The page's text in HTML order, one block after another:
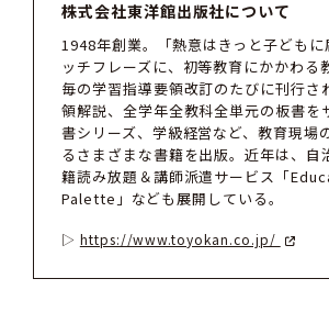
株式会社東洋館出版社について
1948年創業。「熱意はきっと子どもに
ッチフレーズに、初等教育にかかわる
毎の学習指導要領改訂のたびに刊行さ
領解説、全学年全教科全単元の板書を
書シリーズ、学級経営など、教育現場
るさまざまな書籍を出版。近年は、自
籍読み放題＆講師派遣サービス「
Palette」なども展開している。
https://www.toyokan.co.jp/